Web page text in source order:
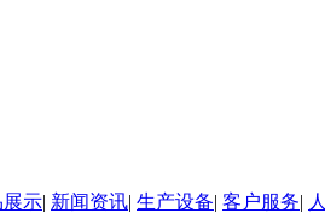
展示| 新闻资讯| 生产设备| 客户服务|